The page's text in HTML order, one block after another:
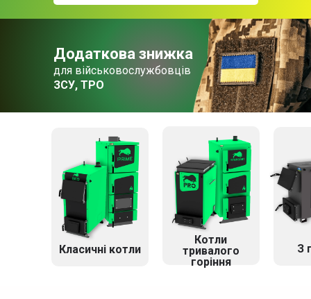
для військовослужбовців
ЗСУ, ТРО
Додаткова знижка
З
Котли
тривалого
горіння
Класичні котли